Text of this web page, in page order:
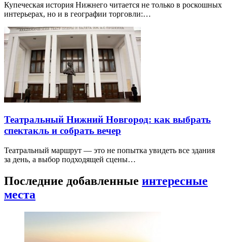
Купеческая история Нижнего читается не только в роскошных
интерьерах, но и в географии торговли:…
Театральный Нижний Новгород: как выбрать
спектакль и собрать вечер
Театральный маршрут — это не попытка увидеть все здания
за день, а выбор подходящей сцены…
Последние добавленные интересные
места